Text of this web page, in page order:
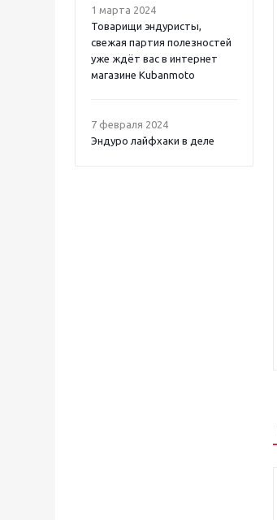
1 марта 2024
Товарищи эндуристы,
свежая партия полезностей
уже ждёт вас в интернет
магазине Kubanmoto
7 февраля 2024
Эндуро лайфхаки в деле